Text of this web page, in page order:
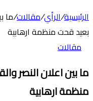
المظلم
الرئيسية/الرأي/مقالات/ما
بعيد قحت منظمة ارهابية
مقالات
ما بين اعلان النصر
منظمة ارهابية